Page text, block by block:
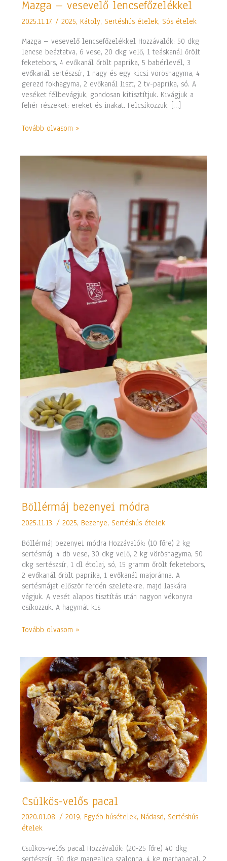
Mazga – vesevelő lencsefőzelékkel
2025.11.17. /2025, Kátoly, Sertéshús ételek, Sós ételek
Mazga – vesevelő lencsefőzelékkel Hozzávalók: 50 dkg
lencse beáztatva, 6 vese, 20 dkg velő, 1 teáskanál őrölt
feketebors, 4 evőkanál őrölt paprika, 5 babérlevél, 3
evőkanál sertészsír, 1 nagy és egy kicsi vöröshagyma, 4
gerezd fokhagyma, 2 evőkanál liszt, 2 tv-paprika, só. A
veséket félbevágjuk, gondosan kitisztítjuk. Kivágjuk a
fehér részeket: ereket és inakat. Felcsíkozzuk, […]
Mazga
vesevelő
Tovább olvasom »
Böllérmáj bezenyei módra
2025.11.13./2025, Bezenye, Sertéshús ételek
Böllérmáj bezenyei módra Hozzávalók: (10 főre) 2 kg
sertésmáj, 4 db vese, 30 dkg velő, 2 kg vöröshagyma, 50
dkg sertészsír, 1 dl étolaj, só, 15 gramm őrölt feketebors,
2 evőkanál őrölt paprika, 1 evőkanál majoránna. A
sertésmájat először ferdén szeletekre, majd laskára
vágjuk. A vesét alapos tisztítás után nagyon vékonyra
csíkozzuk. A hagymát kis
Böllérmáj
módra
Tovább olvasom »
Csülkös-velős pacal
2020.01.08./2019, Egyéb húsételek, Nádasd, Sertéshús
ételek
Csülkös-velős pacal Hozzávalók: (20-25 főre) 40 dkg
sertészsír, 50 dkg mangalica szalonna, 4 kg marhapacal, 2
Csülkös-
pacal